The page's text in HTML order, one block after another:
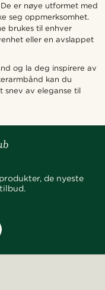
er nøye utformet med
seg oppmerksomhet.
brukes til enhver
eller en avslappet
og la deg inspirere av
kan du
snev av eleganse til
de nyeste